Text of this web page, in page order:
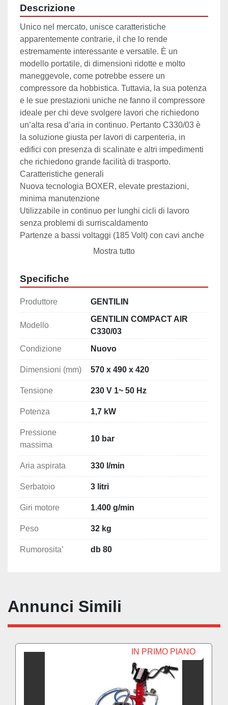
Descrizione
Unico nel mercato, unisce caratteristiche
apparentemente contrarie, il che lo rende
estremamente interessante e versatile. È un
modello portatile, di dimensioni ridotte e molto
maneggevole, come potrebbe essere un
compressore da hobbistica. Tuttavia, la sua potenza
e le sue prestazioni uniche ne fanno il compressore
ideale per chi deve svolgere lavori che richiedono
un’alta resa d’aria in continuo. Pertanto C330/03 è
la soluzione giusta per lavori di carpenteria, in
edifici con presenza di scalinate e altri impedimenti
che richiedono grande facilità di trasporto.
Caratteristiche generali
Nuova tecnologia BOXER, elevate prestazioni,
minima manutenzione
Utilizzabile in continuo per lunghi cicli di lavoro
senza problemi di surriscaldamento
Partenze a bassi voltaggi (185 Volt) con cavi anche
di lunghe dimensioni
Manico telescopico allungabile e ruote di grandi
dimensioni per un’incredibile facilità di trasporto
Testato per 3000 ore di lavoro in continuo
Mostra tutto
Specifiche
Produttore GENTILIN
Modello
GENTILIN COMPACT AIR
C330/03
Condizione
Nuovo
Dimensioni (mm) 570 x 490 x 420
Tensione 230 V 1~ 50 Hz
Potenza 1,7 kW
Pressione
massima
10 bar
Aria aspirata 330 l/min
Serbatoio 3 litri
Giri motore 1.400 g/min
Peso 32 kg
Rumorosita’ db 80
Annunci Simili
IN PRIMO PIANO